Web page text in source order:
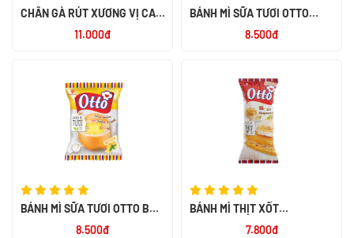
CHÂN GÀ RÚT XƯƠNG VỊ CAY
11.000đ
BÁNH MÌ SỮA TƯƠI OTTO
8.500đ
BÁNH MÌ SỮA TƯƠI OTTO BƠ
8.500đ
BÁNH MÌ THỊT XỐT
7.800đ